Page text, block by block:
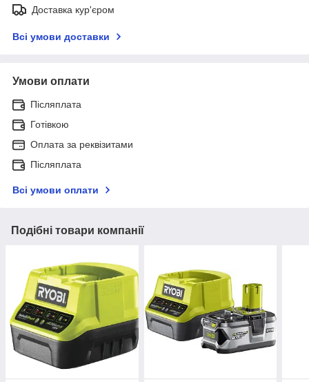
Доставка кур'єром
Всі умови доставки
Умови оплати
Післяплата
Готівкою
Оплата за реквізитами
Післяплата
Всі умови оплати
Подібні товари компанії